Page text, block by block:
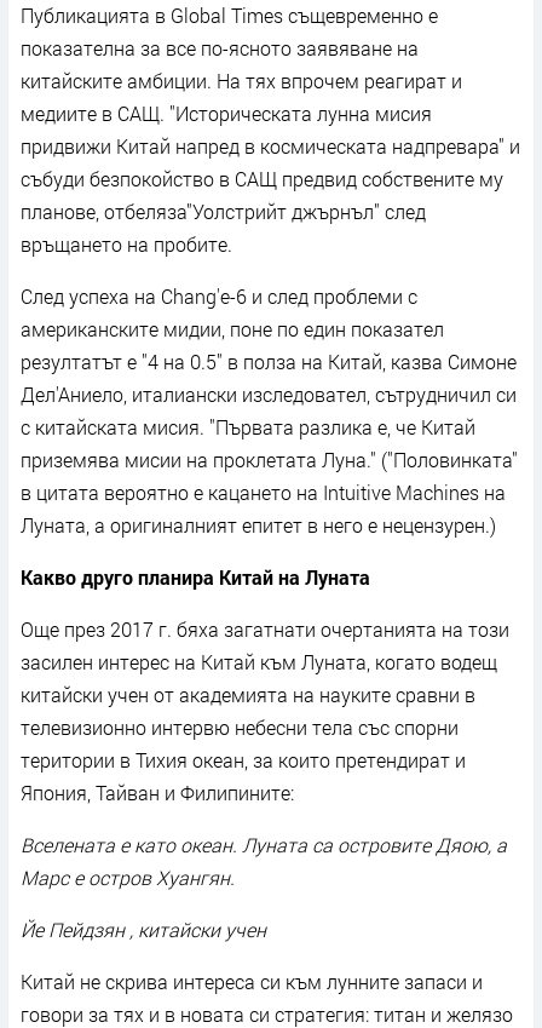
Публикацията в Global Times същевременно е
показателна за все по-ясното заявяване на
китайските амбиции. На тях впрочем реагират и
медиите в САЩ. "Историческата лунна мисия
придвижи Китай напред в космическата надпревара" и
събуди безпокойство в САЩ предвид собствените му
планове, отбеляза"Уолстрийт джърнъл" след
връщането на пробите.
След успеха на Chang'e-6 и след проблеми с
американските мидии, поне по един показател
резултатът е "4 на 0.5" в полза на Китай, казва Симоне
Дел'Аниело, италиански изследовател, сътрудничил си
с китайската мисия. "Първата разлика е, че Китай
приземява мисии на проклетата Луна." ("Половинката"
в цитата вероятно е кацането на Intuitive Machines на
Луната, а оригиналният епитет в него е нецензурен.)
Какво друго планира Китай на Луната
Още през 2017 г. бяха загатнати очертанията на този
засилен интерес на Китай към Луната, когато водещ
китайски учен от академията на науките сравни в
телевизионно интервю небесни тела със спорни
територии в Тихия океан, за които претендират и
Япония, Тайван и Филипините:
Вселената е като океан. Луната са островите Дяою, а
Марс е остров Хуангян.
Йе Пейдзян , китайски учен
Китай не скрива интереса си към лунните запаси и
говори за тях и в новата си стратегия: титан и желязо